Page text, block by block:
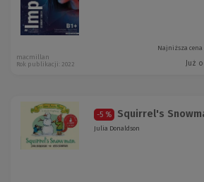
Najniższa
Już
macmillan
Rok publikacji: 2022
-5 % Squirrel's
Julia Donaldson